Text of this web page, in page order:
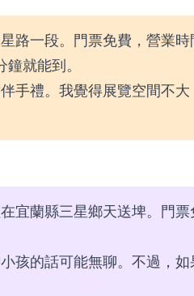
路一段。門票免費，營業
就能到。
手禮。我覺得展覽空間不大
宜蘭縣三星鄉天送埤。門票
孩的話可能無聊。不過，如